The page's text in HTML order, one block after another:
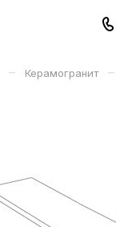
– Керамогранит –